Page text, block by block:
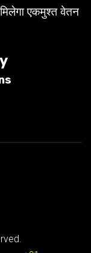
एकमुश्त वेतन